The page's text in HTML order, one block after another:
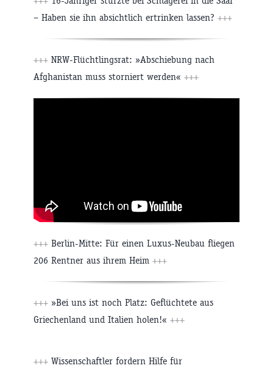
– Haben sie ihn absichtlich ertrinken lassen? +++
+++ NRW-Flüchtlingsrat: »Abschiebung nach
Afghanistan muss storniert werden« +++
+++ Berlin-Mitte: Für einen Luxus-Neubau fliegen
206 Rentner aus ihrem Heim +++
+++ »Bei uns ist noch Platz: Geflüchtete aus
Griechenland und Italien holen!« +++
+++ Wissenschaftler fordern Hilfe für